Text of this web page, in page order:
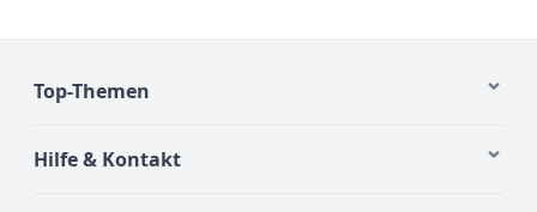
Top-Themen
Hilfe & Kontakt